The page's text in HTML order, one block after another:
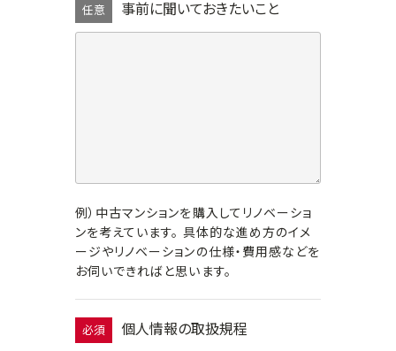
任意 事前に聞いておきたいこと
例）中古マンションを購入してリノベーショ
ンを考えています。 具体的な進め方のイメ
ージやリノベーションの仕様・費用感などを
お伺いできればと思います。
必須 個人情報の取扱規程